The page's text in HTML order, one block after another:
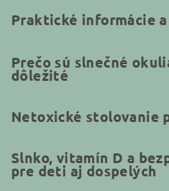
Praktické informácie
Prečo sú slnečné
dôležité
Netoxické stolovanie
Slnko, vitamín D a
pre deti aj dospelých